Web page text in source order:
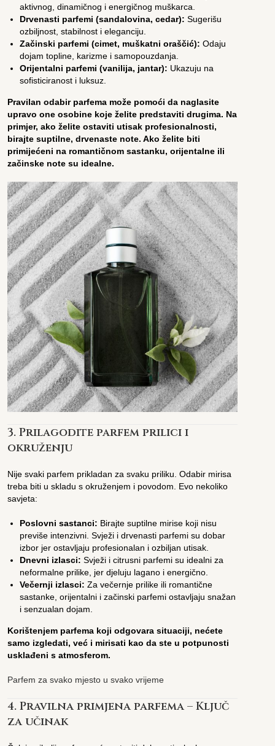
aktivnog, dinamičnog i energičnog muškarca.
Drvenasti parfemi (sandalovina, cedar): Sugerišu
ozbiljnost, stabilnost i eleganciju.
Začinski parfemi (cimet, muškatni oraščić): Odaju
dojam topline, karizme i samopouzdanja.
Orijentalni parfemi (vanilija, jantar): Ukazuju na
sofisticiranost i luksuz.
Pravilan odabir parfema može pomoći da naglasite
upravo one osobine koje želite predstaviti drugima. Na
primjer, ako želite ostaviti utisak profesionalnosti,
birajte suptilne, drvenaste note. Ako želite biti
primijećeni na romantičnom sastanku, orijentalne ili
začinske note su idealne.
3. Prilagodite parfem prilici i
okruženju
Nije svaki parfem prikladan za svaku priliku. Odabir mirisa
treba biti u skladu s okruženjem i povodom. Evo nekoliko
savjeta:
Poslovni sastanci: Birajte suptilne mirise koji nisu
previše intenzivni. Svježi i drvenasti parfemi su dobar
izbor jer ostavljaju profesionalan i ozbiljan utisak.
Dnevni izlasci: Svježi i citrusni parfemi su idealni za
neformalne prilike, jer djeluju lagano i energično.
Večernji izlasci: Za večernje prilike ili romantične
sastanke, orijentalni i začinski parfemi ostavljaju snažan
i senzualan dojam.
Korištenjem parfema koji odgovara situaciji, nećete
samo izgledati, već i mirisati kao da ste u potpunosti
usklađeni s atmosferom.
Parfem za svako mjesto u svako vrijeme
4. Pravilna primjena parfema – Ključ
za učinak